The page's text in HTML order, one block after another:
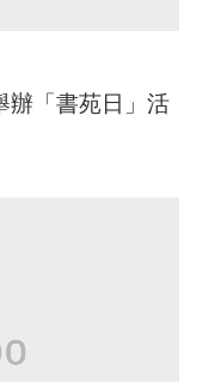
辦「書苑日」活